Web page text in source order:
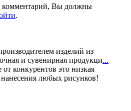
комментарий, Вы должны
.
изделий из
и сувенирная продукци...
конкурентов это низкая
любых рисунков!